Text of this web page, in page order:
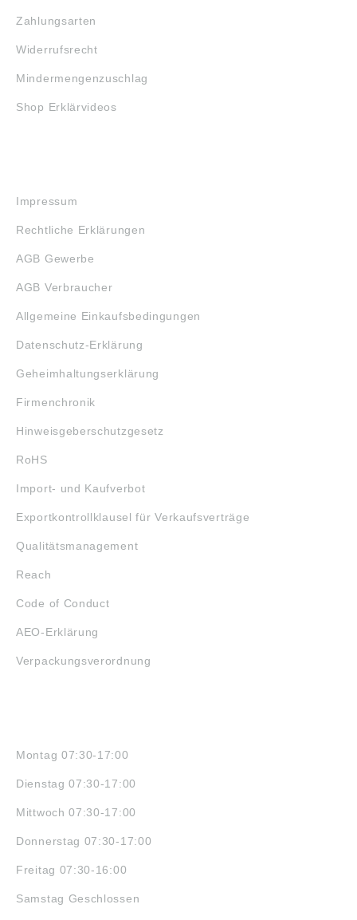
Zahlungsarten
Widerrufsrecht
Mindermengenzuschlag
Shop Erklärvideos
Impressum
Rechtliche Erklärungen
AGB Gewerbe
AGB Verbraucher
Allgemeine Einkaufsbedingungen
Datenschutz-Erklärung
Geheimhaltungserklärung
Firmenchronik
Hinweisgeberschutzgesetz
RoHS
Import- und Kaufverbot
Exportkontrollklausel für Verkaufsverträge
Qualitätsmanagement
Reach
Code of Conduct
AEO-Erklärung
Verpackungsverordnung
Montag 07:30-17:00
Dienstag 07:30-17:00
Mittwoch 07:30-17:00
Donnerstag 07:30-17:00
Freitag 07:30-16:00
Samstag Geschlossen